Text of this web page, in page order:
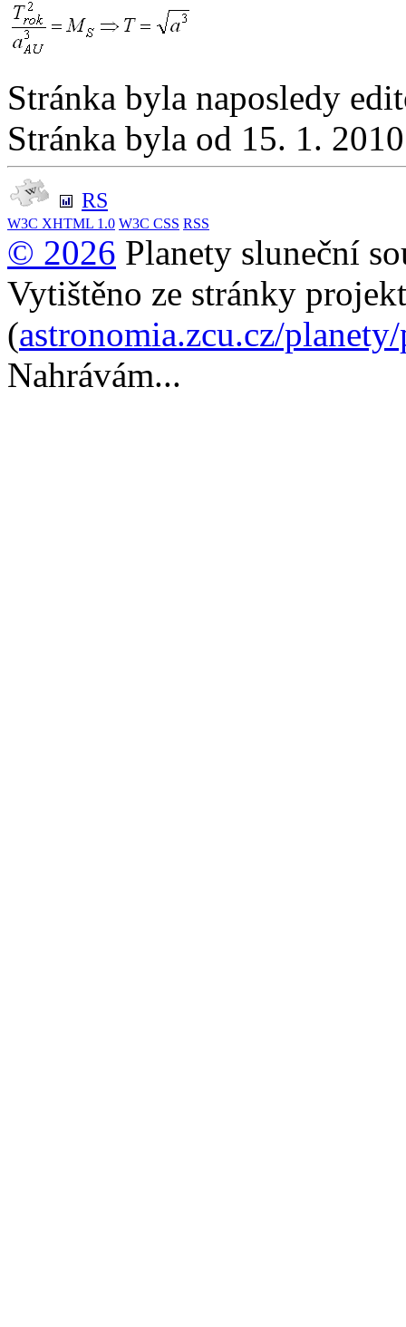
Stránka byla naposledy
Stránka byla od 15. 1.
RS
W3C XHTML 1.0 W3C CSS RSS
© 2026 Planety sluneční
Vytištěno ze stránky
(astronomia.zcu.cz/
Nahrávám...